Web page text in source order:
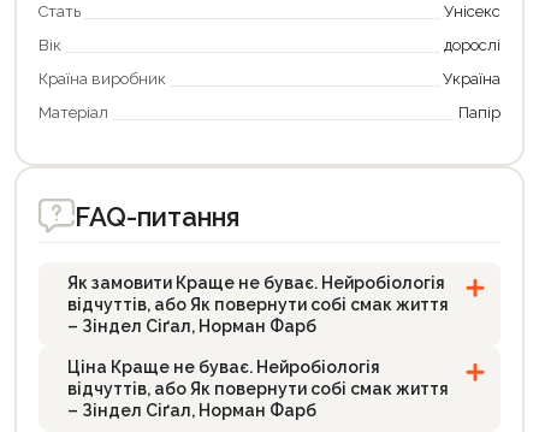
Стать
Унісекс
Вік
дорослі
Країна виробник
Україна
Матеріал
Папір
FAQ-питання
Як замовити Краще не буває. Нейробіологія
відчуттів, або Як повернути собі смак життя
– Зіндел Сіґал, Норман Фарб
Ціна Краще не буває. Нейробіологія
відчуттів, або Як повернути собі смак життя
– Зіндел Сіґал, Норман Фарб